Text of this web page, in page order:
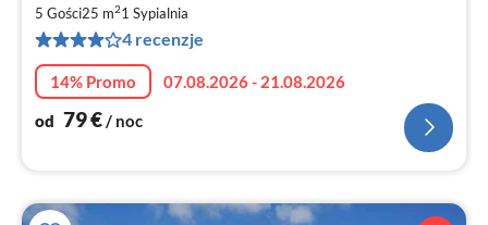
5 Gości25 m21 Sypialnia
4 recenzje
14% Promo
07.08.2026 - 21.08.2026
od 79€/ noc